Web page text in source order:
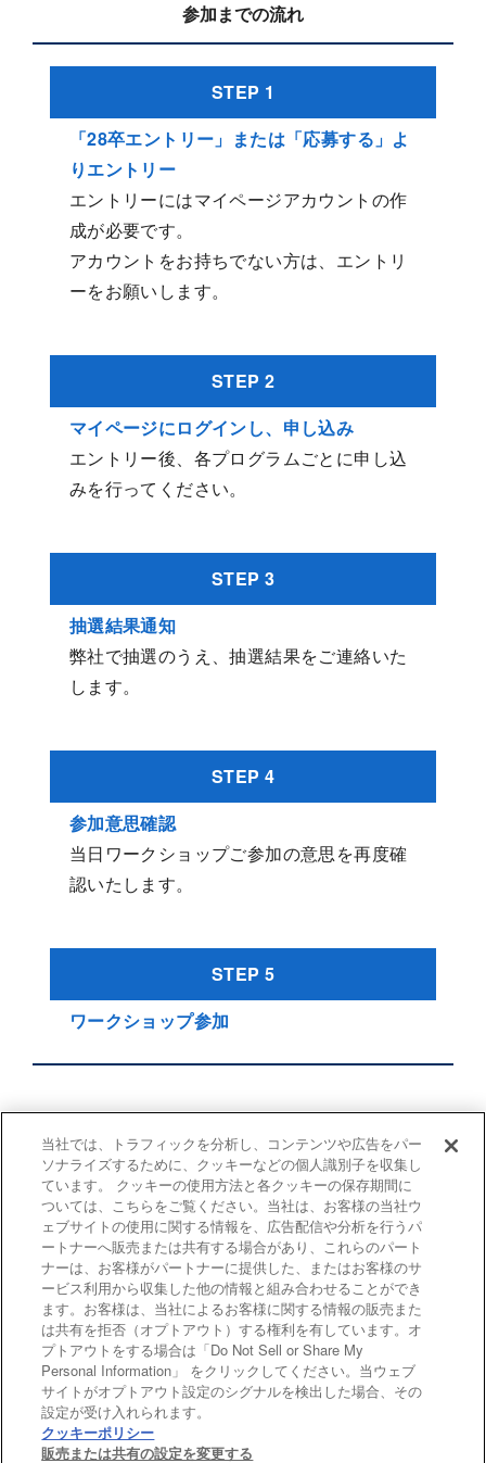
参加までの流れ
STEP 1
「28卒エントリー」または「応募する」よ
りエントリー
エントリーにはマイページアカウントの作
成が必要です。
アカウントをお持ちでない方は、エントリ
ーをお願いします。
STEP 2
マイページにログインし、申し込み
エントリー後、各プログラムごとに申し込
みを行ってください。
STEP 3
抽選結果通知
弊社で抽選のうえ、抽選結果をご連絡いた
します。
STEP 4
参加意思確認
当日ワークショップご参加の意思を再度確
認いたします。
STEP 5
ワークショップ参加
↑トップへ戻る
「採用・イベント情報」に
戻る
NTTテクノクロス公式サイト
個人情報保護の取り組みについて
当社では、トラフィックを分析し、コンテンツや広告をパー
ソナライズするために、クッキーなどの個人識別子を収集し
ています。 クッキーの使用方法と各クッキーの保存期間に
ついては、こちらをご覧ください。当社は、お客様の当社ウ
ェブサイトの使用に関する情報を、広告配信や分析を行うパ
ートナーへ販売または共有する場合があり、これらのパート
ナーは、お客様がパートナーに提供した、またはお客様のサ
ービス利用から収集した他の情報と組み合わせることができ
ます。お客様は、当社によるお客様に関する情報の販売また
は共有を拒否（オプトアウト）する権利を有しています。オ
プトアウトをする場合は「Do Not Sell or Share My
Personal Information」 をクリックしてください。当ウェブ
サイトがオプトアウト設定のシグナルを検出した場合、その
設定が受け入れられます。
クッキーポリシー
販売または共有の設定を変更する